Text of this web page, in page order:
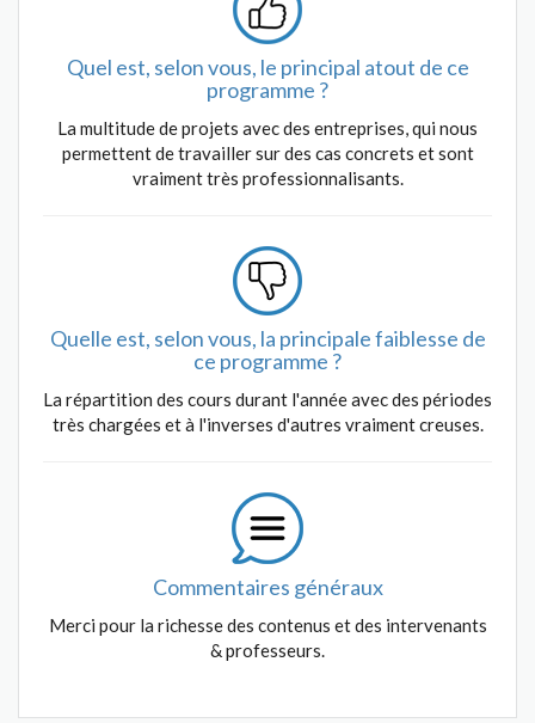
Quel est, selon vous, le principal atout de ce
programme ?
La multitude de projets avec des entreprises, qui nous
permettent de travailler sur des cas concrets et sont
vraiment très professionnalisants.
Quelle est, selon vous, la principale faiblesse de
ce programme ?
La répartition des cours durant l'année avec des périodes
très chargées et à l'inverses d'autres vraiment creuses.
Commentaires généraux
Merci pour la richesse des contenus et des intervenants
& professeurs.